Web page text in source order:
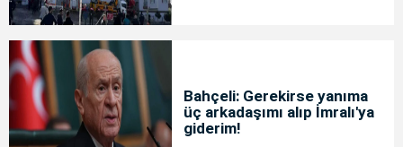
Bahçeli: Gerekirse yanıma
üç arkadaşımı alıp İmralı'ya
giderim!